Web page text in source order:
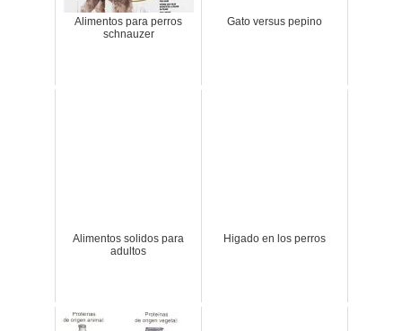
Alimentos para perros
schnauzer
Gato versus pepino
Alimentos solidos para
adultos
Higado en los perros